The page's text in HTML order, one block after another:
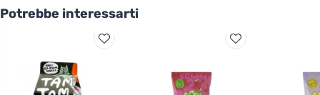
Potrebbe interessarti